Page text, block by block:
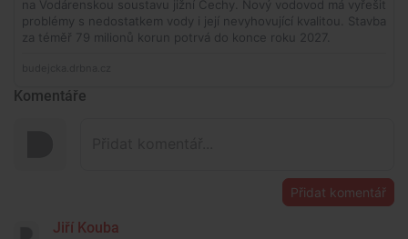
Komentáře
Přidat komentář
Jiří Kouba